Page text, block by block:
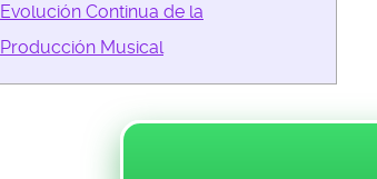
Evolución Continua de la
Producción Musical